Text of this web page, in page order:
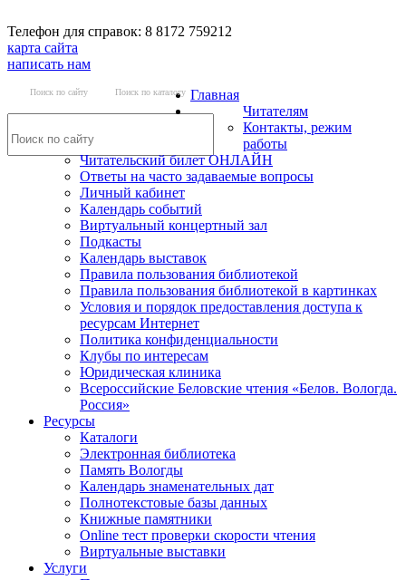
Телефон для справок: 8 8172 759212
карта сайта
написать нам
Поиск по сайту Поиск по каталогу Главная
Читателям
Контакты, режим
работы
Читательский билет ОНЛАЙН
Ответы на часто задаваемые вопросы
Личный кабинет
Календарь событий
Виртуальный концертный зал
Подкасты
Календарь выставок
Правила пользования библиотекой
Правила пользования библиотекой в картинках
Условия и порядок предоставления доступа к
ресурсам Интернет
Политика конфиденциальности
Клубы по интересам
Юридическая клиника
Всероссийские Беловские чтения «Белов. Вологда.
Россия»
Ресурсы
Каталоги
Электронная библиотека
Память Вологды
Календарь знаменательных дат
Полнотекстовые базы данных
Книжные памятники
Online тест проверки скорости чтения
Виртуальные выставки
Услуги